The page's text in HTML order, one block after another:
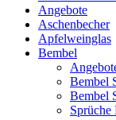
Angebote
Aschenbecher
Apfelweinglas
Bembel
Bembel
Bembel
Sprüche